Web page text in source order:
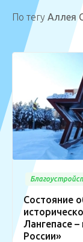
По тегу Аллея
Состояние
Лангепасе
России»